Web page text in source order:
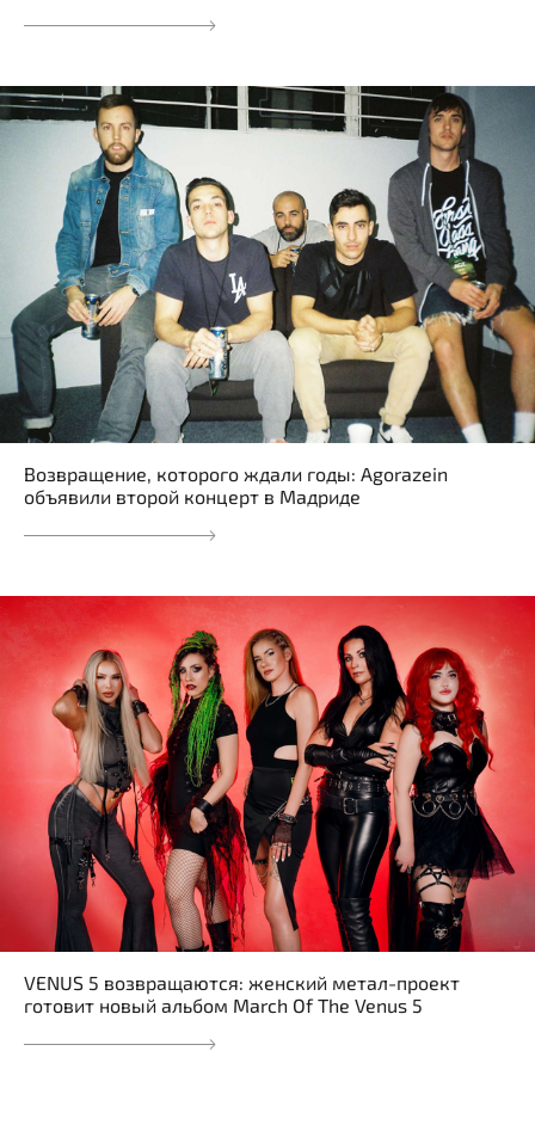
Возвращение, которого ждали годы: Agorazein
объявили второй концерт в Мадриде
VENUS 5 возвращаются: женский метал-проект
готовит новый альбом March Of The Venus 5